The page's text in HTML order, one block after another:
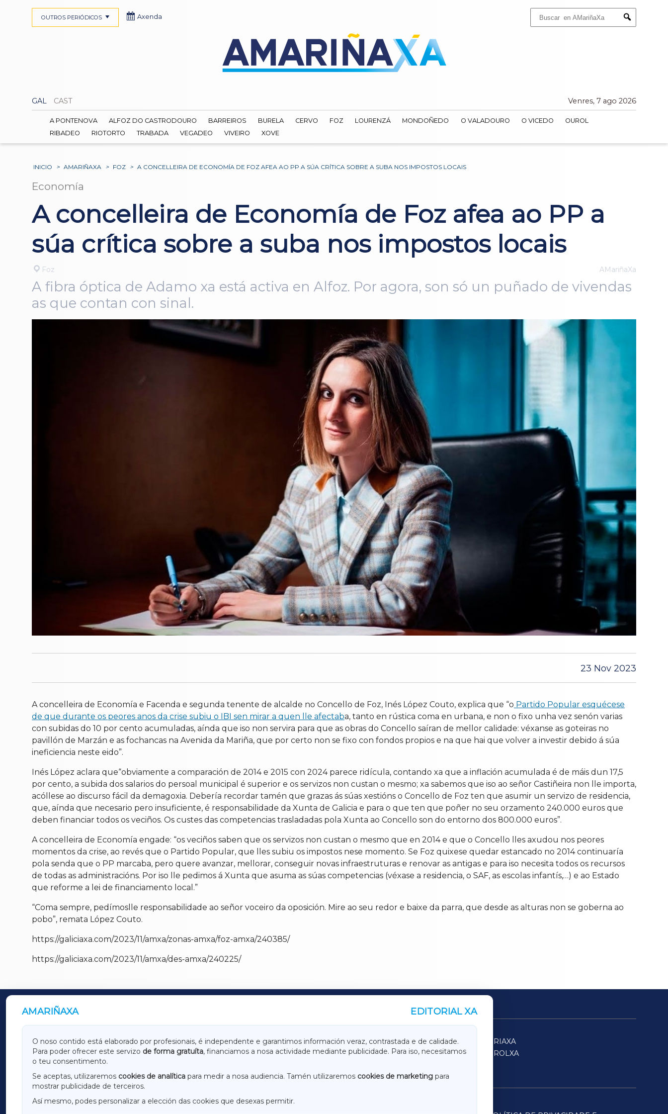
Submit
GAL CAST Venres, 7 ago 2026
OUTROS PERIÓDICOS Axenda
A PONTENOVA ALFOZ DO CASTRODOURO BARREIROS BURELA CERVO FOZ LOURENZÁ MONDOÑEDO O VALADOURO O VICEDO
OUROL
RIBADEO
RIOTORTO TRABADA VEGADEO VIVEIRO XOVE
INICIO > AMARIÑAXA > FOZ > A CONCELLEIRA DE ECONOMÍA DE FOZ AFEA AO PP A SÚA CRÍTICA SOBRE A SUBA NOS IMPOSTOS LOCAIS
Economía
A concelleira de Economía de Foz afea ao PP a
súa crítica sobre a suba nos impostos locais
Foz AMariñaXa
A fibra óptica de Adamo xa está activa en Alfoz. Por agora, son só un puñado de vivendas
as que contan con sinal.
23 Nov 2023
A concelleira de Economía e Facenda e segunda tenente de alcalde no Concello de Foz, Inés López Couto, explica que “o Partido Popular esquécese
de que durante os peores anos da crise subiu o IBI sen mirar a quen lle afectaba, tanto en rústica coma en urbana, e non o fixo unha vez senón varias
con subidas do 10 por cento acumuladas, aínda que iso non servira para que as obras do Concello saíran de mellor calidade: véxanse as goteiras no
pavillón de Marzán e as fochancas na Avenida da Mariña, que por certo non se fixo con fondos propios e na que hai que volver a investir debido á súa
ineficiencia neste eido”.
Inés López aclara que“obviamente a comparación de 2014 e 2015 con 2024 parece ridícula, contando xa que a inflación acumulada é de máis dun 17,5
por cento, a subida dos salarios do persoal municipal é superior e os servizos non custan o mesmo; xa sabemos que iso ao señor Castiñeira non lle importa,
acóllese ao discurso fácil da demagoxia. Debería recordar tamén que grazas ás súas xestións o Concello de Foz ten que asumir un servizo de residencia,
que, aínda que necesario pero insuficiente, é responsabilidade da Xunta de Galicia e para o que ten que poñer no seu orzamento 240.000 euros que
deben financiar todos os veciños. Os custes das competencias trasladadas pola Xunta ao Concello son do entorno dos 800.000 euros”.
A concelleira de Economía engade: “os veciños saben que os servizos non custan o mesmo que en 2014 e que o Concello lles axudou nos peores
momentos da crise, ao revés que o Partido Popular, que lles subiu os impostos nese momento. Se Foz quixese quedar estancado no 2014 continuaría
pola senda que o PP marcaba, pero quere avanzar, mellorar, conseguir novas infraestruturas e renovar as antigas e para iso necesita todos os recursos
de todas as administracións. Por iso lle pedimos á Xunta que asuma as súas competencias (véxase a residencia, o SAF, as escolas infantís,…) e ao Estado
que reforme a lei de financiamento local.”
“Coma sempre, pedímoslle responsabilidade ao señor voceiro da oposición. Mire ao seu redor e baixe da parra, que desde as alturas non se goberna ao
pobo”, remata López Couto.
https://galiciaxa.com/2023/11/amxa/zonas-amxa/foz-amxa/240385/
https://galiciaxa.com/2023/11/amxa/des-amxa/240225/
AMARIÑAXA EDITORIAL XA
O noso contido está elaborado por profesionais, é independente e garantimos información veraz, contrastada e de calidade.
Para poder ofrecer este servizo de forma gratuíta, financiamos a nosa actividade mediante publicidade. Para iso, necesitamos
o teu consentimento.
Se aceptas, utilizaremos cookies de analítica para medir a nosa audiencia. Tamén utilizaremos cookies de marketing para
mostrar publicidade de terceiros.
Así mesmo, podes personalizar a elección das cookies que desexas permitir.
OUTROS PERIÓDICOS
GALICIAXA LUGOXA TERRACHAXA
SARRIAXA
AMARIÑAXA
RIBEIRASACRAXA ACORUÑAXA
FERROLXA
OURENSEXA